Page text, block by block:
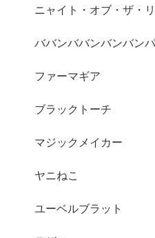
ニャイト・オブ・ザ・
ババンババンバンバン
ファーマギア
ブラックトーチ
マジックメイカー
ヤニねこ
ユーベルブラット